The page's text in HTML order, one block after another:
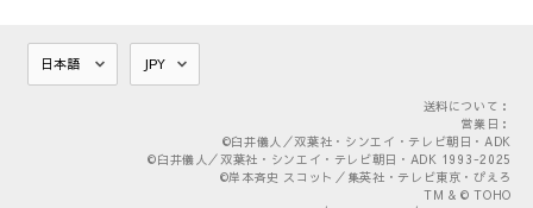
送料について：
営業日：
©臼井儀人／双葉社・シンエイ・テレビ朝日・ADK
©臼井儀人／双葉社・シンエイ・テレビ朝日・ADK 1993-2025
©岸本斉史 スコット／集英社・テレビ東京・ぴえろ
TM & © TOHO